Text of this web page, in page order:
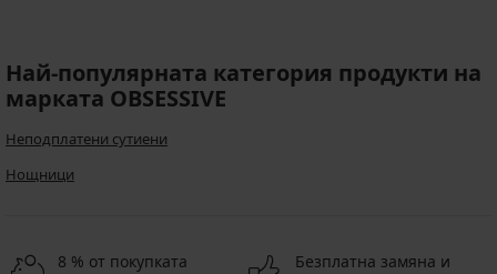
Най-популярната категория продукти на
марката OBSESSIVE
Неподплатени сутиени
Hощници
8 % от покупката
Безплатна замяна и